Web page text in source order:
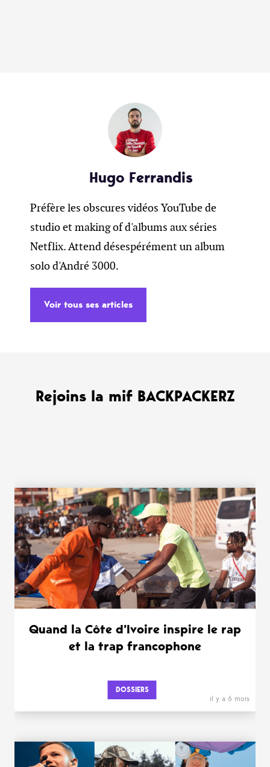
Hugo Ferrandis
Préfère les obscures vidéos YouTube de
studio et making of d'albums aux séries
Netflix. Attend désespérément un album
solo d'André 3000.
Voir tous ses articles
Rejoins la mif BACKPACKERZ
WANT MORE ?
Quand la Côte d’Ivoire inspire le rap
et la trap francophone
DOSSIERS
il y a 6 mois